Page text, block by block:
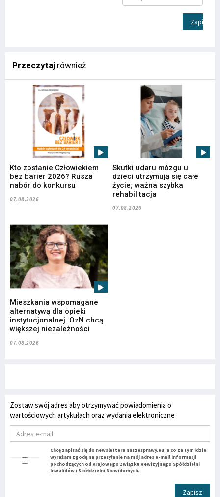
Zapisz
Przeczytaj również
Kto zostanie Człowiekiem
bez barier 2026? Rusza
nabór do konkursu
07.08.2026
Skutki udaru mózgu u
dzieci utrzymują się całe
życie; ważna szybka
rehabilitacja
07.08.2026
Mieszkania wspomagane
alternatywą dla opieki
instytucjonalnej. OzN chcą
większej niezależności
07.08.2026
Zostaw swój adres aby otrzymywać powiadomienia o
wartościowych artykułach oraz wydania elektroniczne
Chcę zapisać się do newslettera naszesprawy.eu, a co za tym idzie
wyrażam zgodę na przesyłanie na mój adres e-mail informacji
pochodzących od Krajowego Związku Rewizyjnego Spółdzielni
Inwalidów i Spółdzielni Niewidomych.
Zapisz